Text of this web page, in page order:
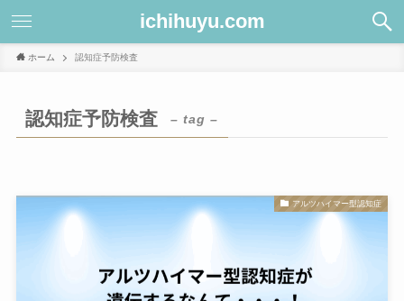
ichihuyu.com
ホーム 認知症予防検査
認知症予防検査 – tag –
アルツハイマー型認知症